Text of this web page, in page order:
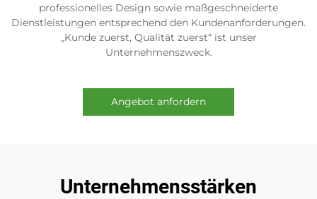
professionelles Design sowie maßgeschneiderte
Dienstleistungen entsprechend den Kundenanforderungen.
„Kunde zuerst, Qualität zuerst“ ist unser
Unternehmenszweck.
Angebot anfordern
Unternehmensstärken